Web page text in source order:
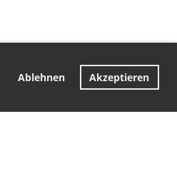
Ablehnen Akzeptieren